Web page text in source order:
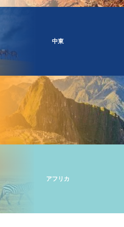
中東
アフリカ